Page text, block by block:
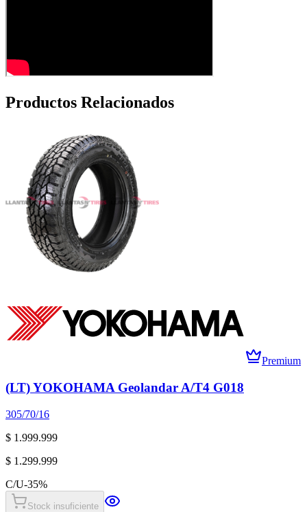
Productos Relacionados
Premium
(LT) YOKOHAMA Geolandar A/T4 G018
305/70/16
$ 1.999.999
$ 1.299.999
C/U-35%
Stock insuficiente